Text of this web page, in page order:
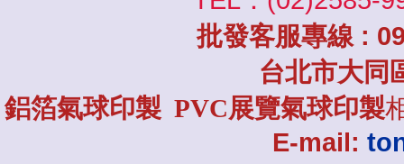
批發客服專線 :
台北市大同
鋁箔氣球印製 PVC展覽氣球印製
E-mail: